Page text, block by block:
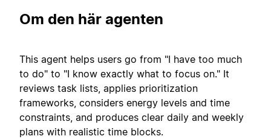
Om den här agenten
This agent helps users go from "I have too much
to do" to "I know exactly what to focus on." It
reviews task lists, applies prioritization
frameworks, considers energy levels and time
constraints, and produces clear daily and weekly
plans with realistic time blocks.